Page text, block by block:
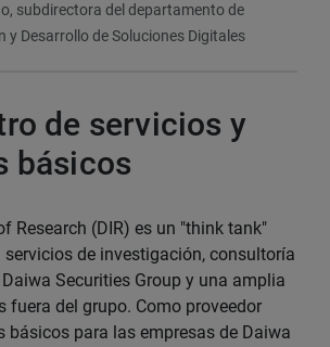
subdirectora del departamento de
y Desarrollo de Soluciones Digitales
de servicios y
básicos
Research (DIR) es un "think tank"
de investigación, consultoría
Securities Group y una amplia
fuera del grupo. Como proveedor
básicos para las empresas de Daiwa